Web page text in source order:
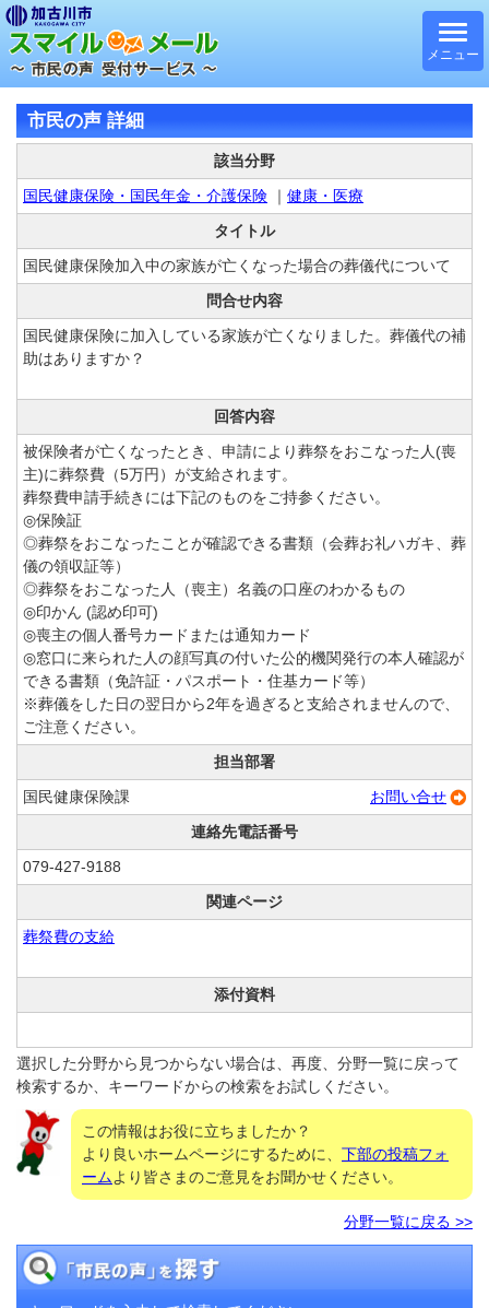
メニュー
市民の声 詳細
該当分野
国民健康保険・国民年金・介護保険 ｜ 健康・医療
タイトル
国民健康保険加入中の家族が亡くなった場合の葬儀代について
問合せ内容
国民健康保険に加入している家族が亡くなりました。葬儀代の補
助はありますか？
回答内容
被保険者が亡くなったとき、申請により葬祭をおこなった人(喪
主)に葬祭費（5万円）が支給されます。
葬祭費申請手続きには下記のものをご持参ください。
◎保険証
◎葬祭をおこなったことが確認できる書類（会葬お礼ハガキ、葬
儀の領収証等）
◎葬祭をおこなった人（喪主）名義の口座のわかるもの
◎印かん (認め印可)
◎喪主の個人番号カードまたは通知カード
◎窓口に来られた人の顔写真の付いた公的機関発行の本人確認が
できる書類（免許証・パスポート・住基カード等）
※葬儀をした日の翌日から2年を過ぎると支給されませんので、
ご注意ください。
担当部署
お問い合せ
国民健康保険課
連絡先電話番号
079-427-9188
関連ページ
葬祭費の支給
添付資料
選択した分野から見つからない場合は、再度、分野一覧に戻って
検索するか、キーワードからの検索をお試しください。
この情報はお役に立ちましたか？
より良いホームページにするために、 下部の投稿フォ
ームより皆さまのご意見をお聞かせください。
分野一覧に戻る >>